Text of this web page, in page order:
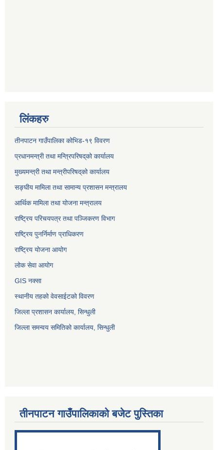
लिंकहरु
तीनपाटन गाउँपालिका कोभिड-१९ विवरण
प्रधानमन्त्री तथा मन्त्रिपरिषद्‌को कार्यालय
मुख्यमन्त्री तथा मन्त्रीपरिषद्‌को कार्यालय
सङ्घीय मामिला तथा सामान्य प्रशासन मन्त्रालय
आर्थिक मामिला तथा योजना मन्त्रालय
राष्ट्रिय परिचयपत्र तथा पञ्जिकरण विभाग
राष्ट्रिय पुनर्निर्माण प्राधिकरण
राष्ट्रिय योजना आयोग
लोक सेवा आयोग
GIS नक्सा
स्थानीय तहको वेवसाईटको विवरण
जिल्ला प्रशासन कार्यालय, सिन्धुली
जिल्ला समन्वय समितिको कार्यालय, सिन्धुली
तीनपाटन गाउँपालिकाको बजेट पुस्तिका